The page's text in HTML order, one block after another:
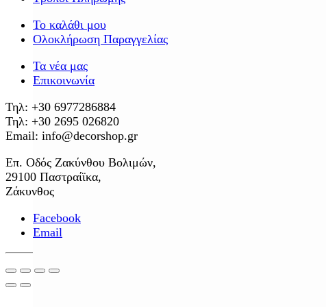
Το καλάθι μου
Ολοκλήρωση Παραγγελίας
Τα νέα μας
Επικοινωνία
Τηλ: +30 6977286884
Τηλ: +30 2695 026820
Email: info@decorshop.gr
Επ. Οδός Ζακύνθου Βολιμών,
29100 Παστραίϊκα,
Ζάκυνθος
Facebook
Email